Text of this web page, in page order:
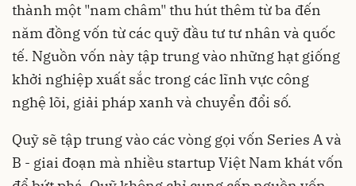
thành một "nam châm" thu hút thêm từ ba đến
năm đồng vốn từ các quỹ đầu tư tư nhân và quốc
tế. Nguồn vốn này tập trung vào những hạt giống
khởi nghiệp xuất sắc trong các lĩnh vực công
nghệ lõi, giải pháp xanh và chuyển đổi số.
Quỹ sẽ tập trung vào các vòng gọi vốn Series A và
B - giai đoạn mà nhiều startup Việt Nam khát vốn